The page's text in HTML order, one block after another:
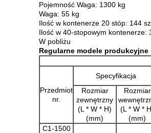
Pojemność Waga: 1300 kg
Waga: 55 kg
Ilość w kontenerze 20 stóp: 144
Ilość w 40-stopowym kontenerze:
W pobliżu
Regularne modele produkcyjne
Przedmiot
nr.
Specyfikacja
Rozmiar
zewnętrzny
(L * W * H)
(mm)
Rozmiar
(L * W *
(mm)
C1-1500